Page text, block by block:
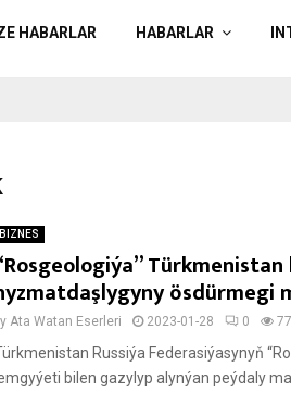
HABARLAR HABARLAR
BIZNES
Türkmenistan
ösdürmegi
Ata Watan Eserleri 2023-01-28 0
Russiýa Federasiýasynyň
bilen gazylyp alynýan peýdaly